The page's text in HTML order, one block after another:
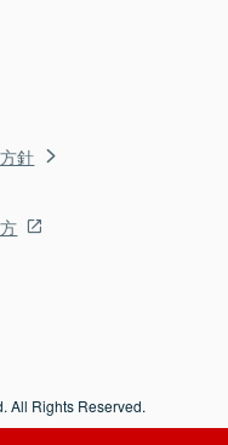
針
All Rights Reserved.